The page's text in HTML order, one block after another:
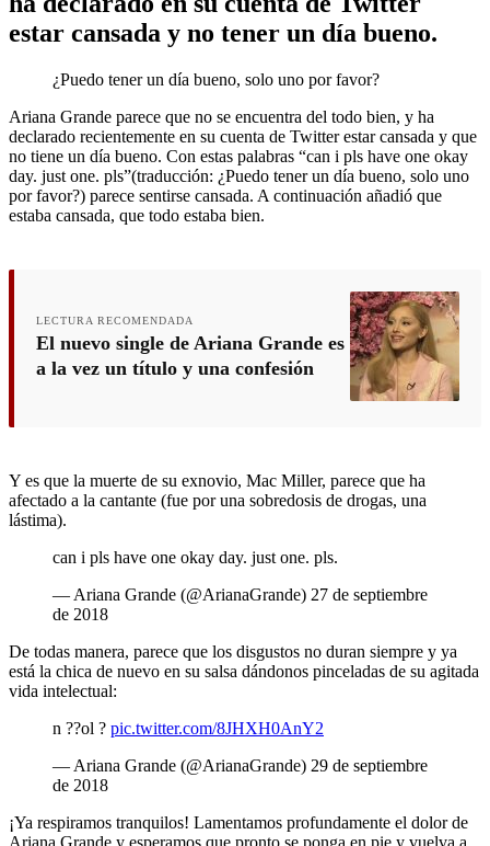
estar cansada y no tener un día bueno.
¿Puedo tener un día bueno, solo uno por favor?
Ariana Grande parece que no se encuentra del todo bien, y ha
declarado recientemente en su cuenta de Twitter estar cansada y que
no tiene un día bueno. Con estas palabras “can i pls have one okay
day. just one. pls”(traducción: ¿Puedo tener un día bueno, solo uno
por favor?) parece sentirse cansada. A continuación añadió que
estaba cansada, que todo estaba bien.
LECTURA RECOMENDADA
El nuevo single de Ariana Grande es
a la vez un título y una confesión
Y es que la muerte de su exnovio, Mac Miller, parece que ha
afectado a la cantante (fue por una sobredosis de drogas, una
lástima).
can i pls have one okay day. just one. pls.
— Ariana Grande (@ArianaGrande) 27 de septiembre
de 2018
De todas manera, parece que los disgustos no duran siempre y ya
está la chica de nuevo en su salsa dándonos pinceladas de su agitada
vida intelectual:
n ??ol ? pic.twitter.com/8JHXH0AnY2
— Ariana Grande (@ArianaGrande) 29 de septiembre
de 2018
¡Ya respiramos tranquilos! Lamentamos profundamente el dolor de
Ariana Grande y esperamos que pronto se ponga en pie y vuelva a